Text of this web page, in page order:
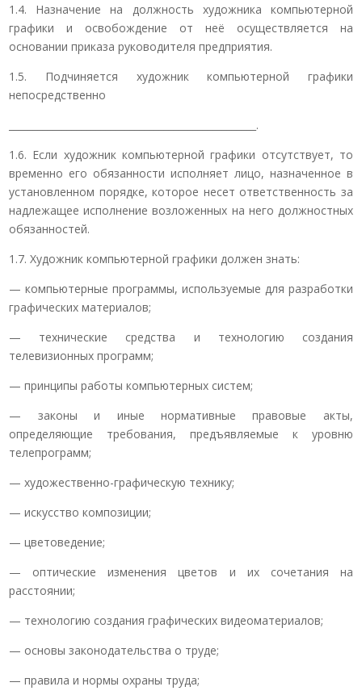
1.4. Назначение на должность художника компьютерной
графики и освобождение от неё осуществляется на
основании приказа руководителя предприятия.
1.5. Подчиняется художник компьютерной графики
непосредственно
­­­­­­­­___________________________________________________.
1.6. Если художник компьютерной графики отсутствует, то
временно его обязанности исполняет лицо, назначенное в
установленном порядке, которое несет ответственность за
надлежащее исполнение возложенных на него должностных
обязанностей.
1.7. Художник компьютерной графики должен знать:
— компьютерные программы, используемые для разработки
графических материалов;
— технические средства и технологию создания
телевизионных программ;
— принципы работы компьютерных систем;
— законы и иные нормативные правовые акты,
определяющие требования, предъявляемые к уровню
телепрограмм;
— художественно-графическую технику;
— искусство композиции;
— цветоведение;
— оптические изменения цветов и их сочетания на
расстоянии;
— технологию создания графических видеоматериалов;
— основы законодательства о труде;
— правила и нормы охраны труда;